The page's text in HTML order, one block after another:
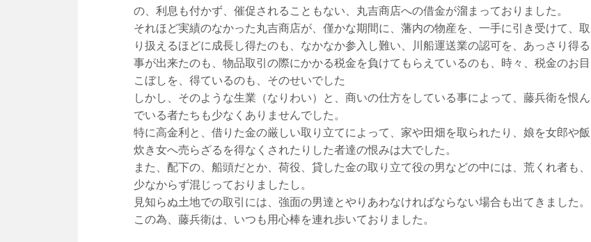
の、利息も付かず、催促されることもない、丸吉商店への借金が溜まっておりました。
それほど実績のなかった丸吉商店が、僅かな期間に、藩内の物産を、一手に引き受けて、取
り扱えるほどに成長し得たのも、なかなか参入し難い、川船運送業の認可を、あっさり得る
事が出来たのも、物品取引の際にかかる税金を負けてもらえているのも、時々、税金のお目
こぼしを、得ているのも、そのせいでした
しかし、そのような生業（なりわい）と、商いの仕方をしている事によって、藤兵衛を恨ん
でいる者たちも少なくありませんでした。
特に高金利と、借りた金の厳しい取り立てによって、家や田畑を取られたり、娘を女郎や飯
炊き女へ売らざるを得なくされたりした者達の恨みは大でした。
また、配下の、船頭だとか、荷役、貸した金の取り立て役の男などの中には、荒くれ者も、
少なからず混じっておりましたし。
見知らぬ土地での取引には、強面の男達とやりあわなければならない場合も出てきました。
この為、藤兵衛は、いつも用心棒を連れ歩いておりました。